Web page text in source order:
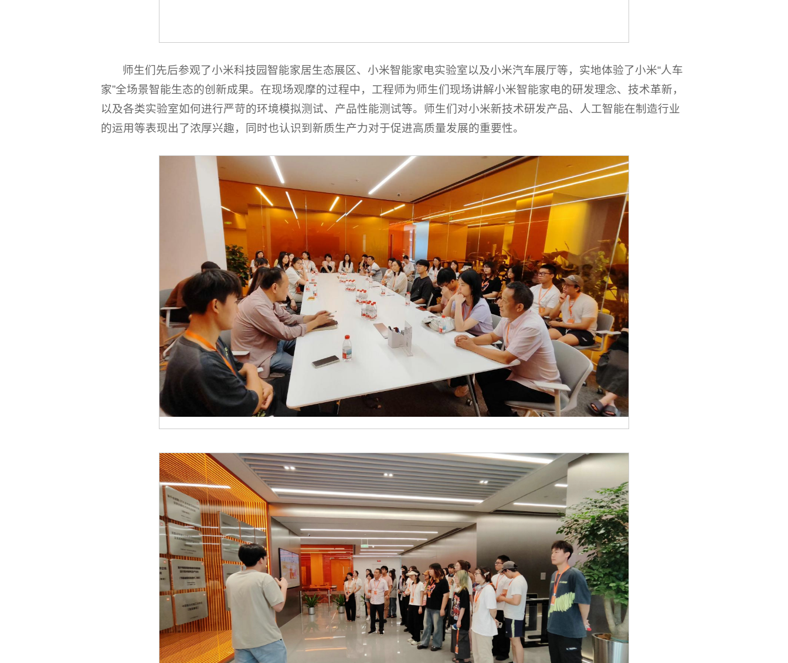
师生们先后参观了小米科技园智能家居生态展区、小米智能家电实验室以及小米汽车展厅等，实地体验了小米“人车
家”全场景智能生态的创新成果。在现场观摩的过程中，工程师为师生们现场讲解小米智能家电的研发理念、技术革新，
以及各类实验室如何进行严苛的环境模拟测试、产品性能测试等。师生们对小米新技术研发产品、人工智能在制造行业
的运用等表现出了浓厚兴趣，同时也认识到新质生产力对于促进高质量发展的重要性。